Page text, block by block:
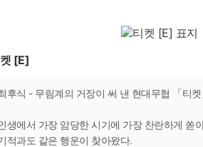
[E]
후식 - 무림계의 거장이 써 낸 현대무협 「티켓
생에서 가장 암당한 시기에 가장 찬란하게 쏟
적과도 같은 행운이 찾아왔다.